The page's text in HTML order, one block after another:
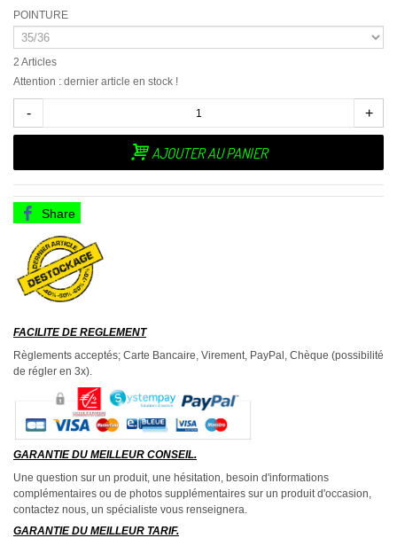
POINTURE
2 Articles
Attention : dernier article en stock !
- +
AJOUTER AU PANIER
Share
FACILITE DE REGLEMENT
Règlements acceptés; Carte Bancaire, Virement, PayPal, Chèque (possibilité
de régler en 3x).
GARANTIE DU MEILLEUR CONSEIL.
Une question sur un produit, une hésitation, besoin d'informations
complémentaires ou de photos supplémentaires sur un produit d'occasion,
contactez nous, un spécialiste vous renseignera.
GARANTIE DU MEILLEUR TARIF.